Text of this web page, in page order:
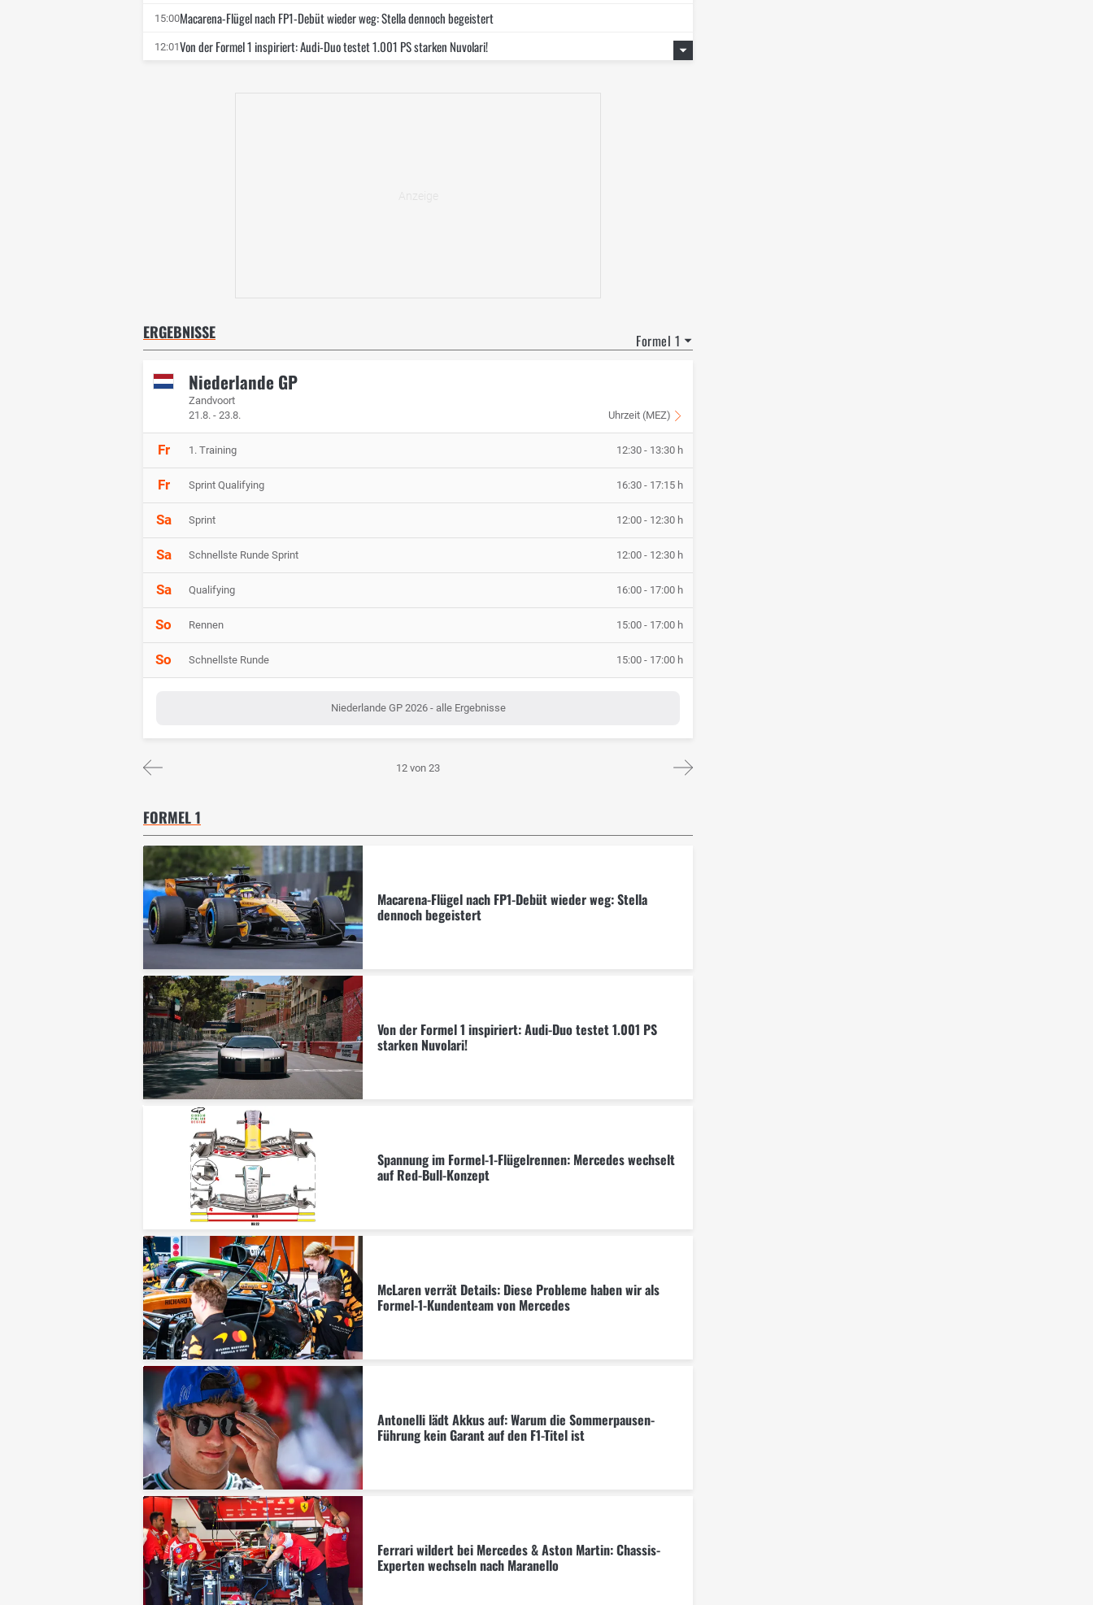
Macarena-Flügel nach FP1-Debüt wieder weg: Stella dennoch begeistert
15:00
Von der Formel 1 inspiriert: Audi-Duo testet 1.001 PS starken Nuvolari!
12:01
Formel 1
ERGEBNISSE
Niederlande GP
Zandvoort
21.8. - 23.8.
Uhrzeit (MEZ)
Fr 1. Training 12:30 - 13:30 h
Fr Sprint Qualifying 16:30 - 17:15 h
Sa Sprint 12:00 - 12:30 h
Sa Schnellste Runde Sprint 12:00 - 12:30 h
Sa Qualifying 16:00 - 17:00 h
So Rennen 15:00 - 17:00 h
So Schnellste Runde 15:00 - 17:00 h
Niederlande GP 2026 - alle Ergebnisse
12 von 23
FORMEL 1
Macarena-Flügel nach FP1-Debüt wieder weg: Stella
dennoch begeistert
Von der Formel 1 inspiriert: Audi-Duo testet 1.001 PS
starken Nuvolari!
Spannung im Formel-1-Flügelrennen: Mercedes wechselt
auf Red-Bull-Konzept
McLaren verrät Details: Diese Probleme haben wir als
Formel-1-Kundenteam von Mercedes
Antonelli lädt Akkus auf: Warum die Sommerpausen-
Führung kein Garant auf den F1-Titel ist
Ferrari wildert bei Mercedes & Aston Martin: Chassis-
Experten wechseln nach Maranello